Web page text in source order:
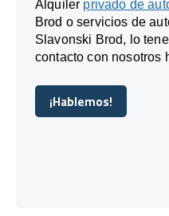
Alquiler privado de
Brod o servicios de
Slavonski Brod, lo
contacto con nosotros
¡Hablemos!
¡Hablemos!